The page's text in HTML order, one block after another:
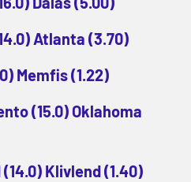
Atlanta (3.70)
Memfis (1.22)
(15.0) Oklahoma
Klivlend (1.40)